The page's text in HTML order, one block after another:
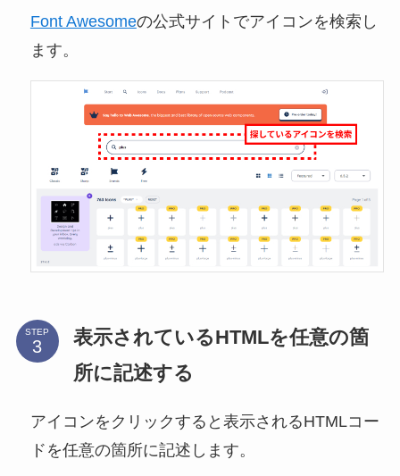
Font Awesomeの公式サイトでアイコンを検索し
ます。
STEP
表示されているHTMLを任意の箇
所に記述する
アイコンをクリックすると表示されるHTMLコー
ドを任意の箇所に記述します。